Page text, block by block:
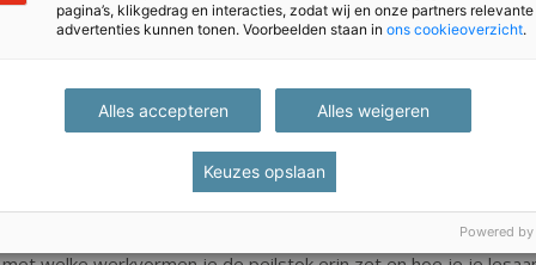
met formatief evalueren aan de slag willen?
dus we gaan minder toetsen. Dat is op zich mooi, maar
druk te verminderen, maar vooral het je eigen maken van
van formatief evalueren, naast studiedagen, echt
pagina’s, klikgedrag en interacties, zodat wij en onze partners relevante
advertenties kunnen tonen. Voorbeelden staan in ons cookieoverzicht.
Alles accepteren Alles weigeren
Keuzes opslaan
Powered by